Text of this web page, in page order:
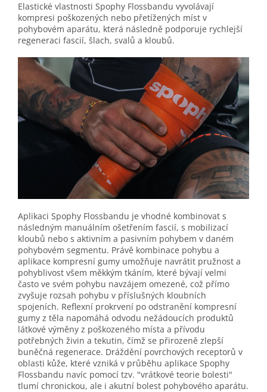
Elastické vlastnosti Spophy Flossbandu vyvolávají
kompresi poškozených nebo přetížených míst v
pohybovém aparátu, která následně podporuje rychlejší
regeneraci fascií, šlach, svalů a kloubů.
Aplikaci Spophy Flossbandu je vhodné kombinovat s
následným manuálním ošetřením fascií, s mobilizací
kloubů nebo s aktivním a pasivním pohybem v daném
pohybovém segmentu. Právě kombinace pohybu a
aplikace kompresní gumy umožňuje navrátit pružnost a
pohyblivost všem měkkým tkáním, které bývají velmi
často ve svém pohybu navzájem omezené, což přímo
zvyšuje rozsah pohybu v příslušných kloubních
spojeních. Reflexní prokrvení po odstranění kompresní
gumy z těla napomáhá odvodu nežádoucích produktů
látkové výměny z poškozeného místa a přívodu
potřebných živin a tekutin, čímž se přirozeně zlepší
buněčná regenerace. Dráždění povrchových receptorů v
oblasti kůže, které vzniká v průběhu aplikace Spophy
Flossbandu navíc pomocí tzv. "vrátkové teorie bolesti"
tlumí chronickou, ale i akutní bolest pohybového aparátu.